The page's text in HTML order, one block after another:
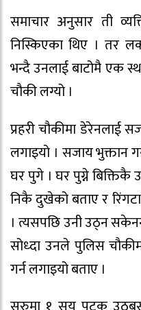
समाचार अनुसार ती
निस्किएका थिए । तर
भन्दै उनलाई बाटोमै एक
चौकी लग्यो ।
प्रहरी चौकीमा
लगाइयो । सजाय भुक्तान
घर पुगे । घर पुग्ने
निकै दुखेको बताए र
। त्यसपछि उनी उठ्न
सोध्दा उनले पुलिस
गर्न लगाइयो बताए ।